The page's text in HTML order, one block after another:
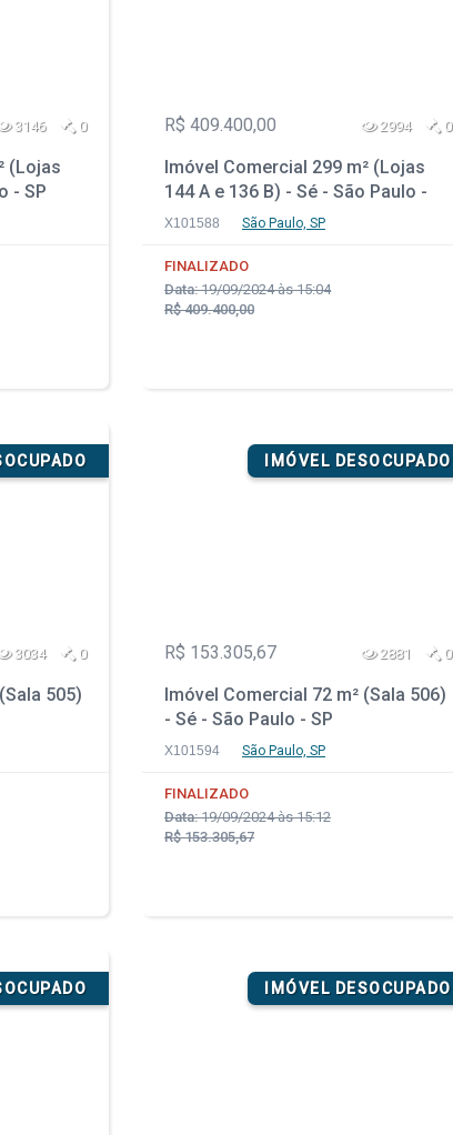
3146 0
(Lojas
- SP
R$ 409.400,00 2994 0
Imóvel Comercial 299 m² (Lojas
144 A e 136 B) - Sé - São Paulo -
SP
X101588 São Paulo, SP
FINALIZADO
Data:19/09/2024 às 15:04
R$ 409.400,00
3034 0
505)
IMÓVEL DESOCUPADO
R$ 153.305,67 2881 0
Imóvel Comercial 72 m² (Sala 506)
- Sé - São Paulo - SP
X101594 São Paulo, SP
FINALIZADO
Data:19/09/2024 às 15:12
R$ 153.305,67
IMÓVEL DESOCUPADO